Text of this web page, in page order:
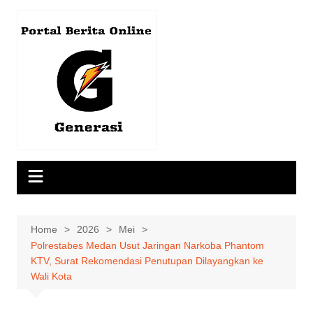
Home 2026
Mei
Polrestabes Medan Usut Jaringan Narkoba Phantom
KTV, Surat Rekomendasi Penutupan Dilayangkan ke
Wali Kota